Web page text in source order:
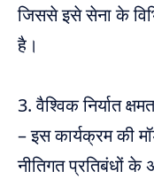
जिससे इसे सेना के
है।
3. वैश्विक निर्यात
– इस कार्यक्रम की
नीतिगत प्रतिबंधों के